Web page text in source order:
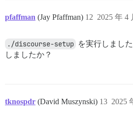
Sector size (logical/physical):
I/O size (minimum/optimal):
Disk /dev/loop1: 73.89 MiB,
Units: sectors of 1 * 512 =
Sector size (logical/physical):
Sector size (logical/physical):
pfaffman (Jay Pfaffman) 2025 年 4
12
./discourse-setup を実行しまし
しましたか？
tknospdr (David Muszynski) 2025
13